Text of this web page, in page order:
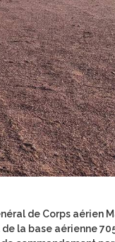
de Corps aérien
la base aérienne